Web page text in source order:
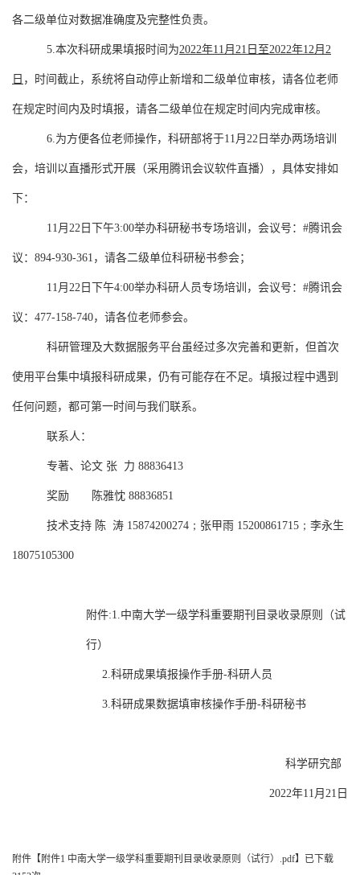
各二级单位对数据准确度及完整性负责。
5.本次科研成果填报时间为2022年11月 21 日至2022年12月 2
日 ，时间截止，系统将自动停止新增和二级单位审核，请各位老师
在规定时间内及时填报，请各二级单位在规定时间内完成审核。
6.为方便各位老师操作，科研部将于11月 22 日举办两场培训
会，培训以直播形式开展（采用腾讯会议软件直播），具体安排如
下：
11月 22 日下午3:00举办科研秘书专场培训，会议号： #腾讯会
议： 894-930-361 ，请各二级单位科研秘书参会；
11月 22 日下午4:00举办科研人员专场培训，会议号： #腾讯会
议： 477-158-740，请各位老师参会。
科研管理及大数据服务平台虽经过多次完善和更新，但首次
使用平台集中填报科研成果，仍有可能存在不足。填报过程中遇到
任何问题，都可第一时间与我们联系。
联系人：
专著、论文 张 力 88836413
奖励 陈雅忱 88836851
技术支持 陈 涛 15874200274； 张甲雨 15200861715； 李永生
18075105300
附件:1.中南大学一级学科重要期刊目录收录原则（试
行）
2.科研成果填报操作手册-科研人员
3.科研成果数据填审核操作手册-科研秘书
科学研究部
2022年11月 21 日
附件【 附件1 中南大学一级学科重要期刊目录收录原则（试行）.pdf】已下载